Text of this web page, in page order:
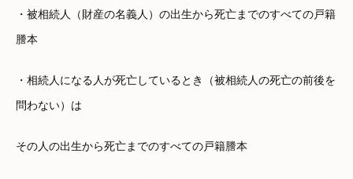
・被相続人（財産の名義人）の出生から死亡までのすべての戸籍
謄本
・相続人になる人が死亡しているとき（被相続人の死亡の前後を
問わない）は
その人の出生から死亡までのすべての戸籍謄本